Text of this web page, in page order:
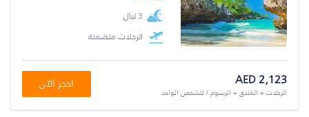
3 ليال
الرحلات متضمنة
AED 2,123
الرحلات + الفندق + الرسوم / للشخص الواحد
احجز الآن